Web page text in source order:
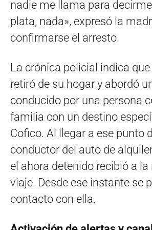
nadie me llama para
plata, nada», expresó la
confirmarse el arresto.
La crónica policial indica
retiró de su hogar y abordó
conducido por una persona
familia con un destino
Cofico. Al llegar a ese punto
conductor del auto de
el ahora detenido recibió a la
viaje. Desde ese instante se
contacto con ella.